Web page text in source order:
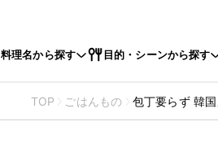
料理名から探す 目的・シーンから探す
TOP ごはんもの 包丁要らず 韓